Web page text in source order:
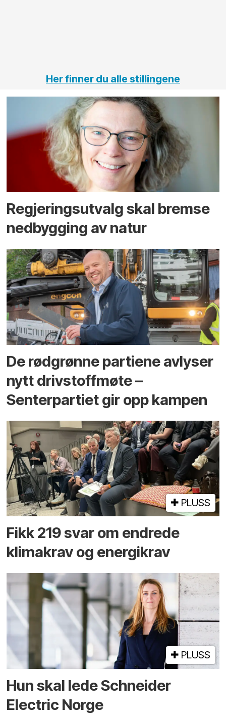
Her finner du alle stillingene
Regjerings­utvalg skal bremse
ned­bygging av natur
De rødgrønne partiene avlyser
nytt drivstoffmøte –
Senterpartiet gir opp kampen
PLUSS
Fikk 219 svar om endrede
klimakrav og energikrav
PLUSS
Hun skal lede Schneider
Electric Norge